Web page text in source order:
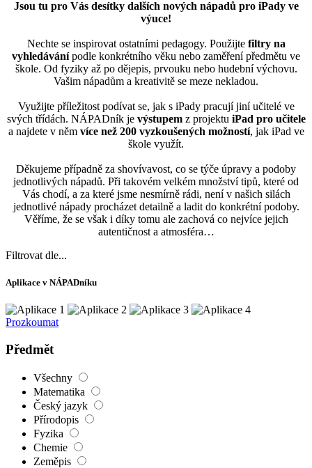
Jsou tu pro Vás desítky dalších nových nápadů pro iPady ve
výuce!
Nechte se inspirovat ostatními pedagogy. Použijte filtry na
vyhledávánípodle konkrétního věku nebo zaměření předmětu ve
škole. Od fyziky až po dějepis, prvouku nebo hudební výchovu.
Vašim nápadům a kreativitě se meze nekladou.
Využijte příležitost podívat se, jak s iPady pracují jiní učitelé ve
svých třídách. NÁPADník je výstupemz projektu iPad pro učitele
a najdete v něm více než 200 vyzkoušených možností, jak iPad ve
škole využít.
Děkujeme případně za shovívavost, co se týče úpravy a podoby
jednotlivých nápadů. Při takovém velkém množství tipů, které od
Vás chodí, a za které jsme nesmírně rádi, není v našich silách
jednotlivé nápady procházet detailně a ladit do konkrétní podoby.
Věříme, že se však i díky tomu ale zachová co nejvíce jejich
autentičnost a atmosféra…
Filtrovat dle...
Aplikace v NÁPADníku
Prozkoumat
Předmět
Všechny
Matematika
Český jazyk
Přírodopis
Fyzika
Chemie
Zeměpis